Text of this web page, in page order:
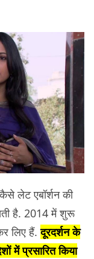
लेट एबॉर्शन की
है. 2014 में शुरू
लिए हैं.दूरदर्शन के
में प्रसारित किया